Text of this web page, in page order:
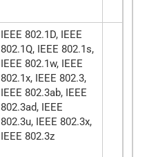
IEEE 802.1D, IEEE
802.1Q, IEEE 802.1s,
IEEE 802.1w, IEEE
802.1x, IEEE 802.3,
IEEE 802.3ab, IEEE
802.3ad, IEEE
802.3u, IEEE 802.3x,
IEEE 802.3z